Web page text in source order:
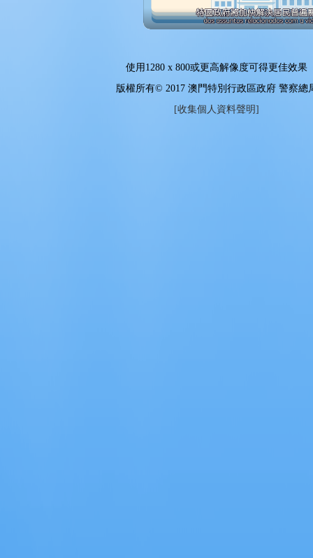
使用 1280 x 800或更高解像度可得更佳效果
版權所有© 2017 澳門特別行政區政府 警察總
[收集個人資料聲明]